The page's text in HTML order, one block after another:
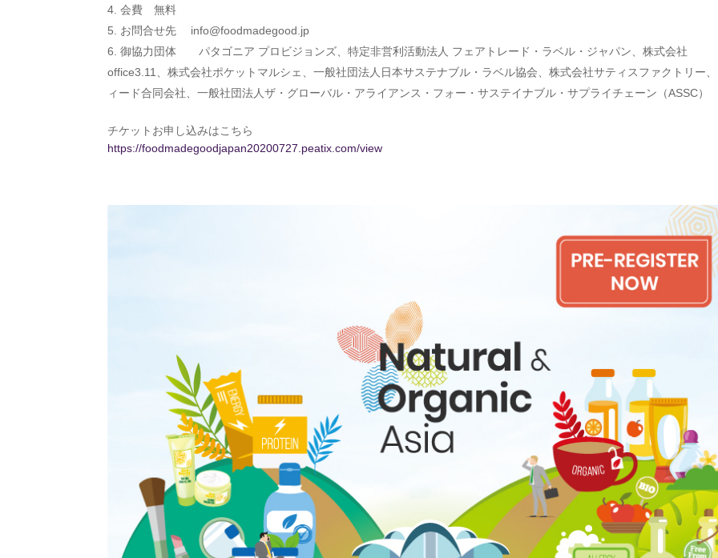
会費 無料
お問合せ先 info@foodmadegood.jp
御協力団体 パタゴニア プロビジョンズ、特定非営利活動法人 フェアトレード・ラベル・ジャパン、株式会社
office3.11、株式会社ポケットマルシェ、一般社団法人日本サステナブル・ラベル協会、株式会社サティスファクトリー
ィード合同会社、一般社団法人ザ・グローバル・アライアンス・フォー・サステイナブル・サプライチェーン（ASSC）
チケットお申し込みはこちら
https://foodmadegoodjapan20200727.peatix.com/view